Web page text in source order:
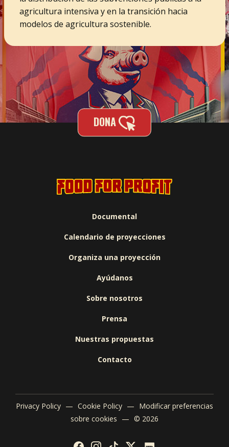
agricultura intensiva y en la transición hacia
modelos de agricultura sostenible.
DONA
Documental
Calendario de proyecciones
Organiza una proyección
Ayúdanos
Sobre nosotros
Prensa
Nuestras propuestas
Contacto
Privacy Policy — Cookie Policy — Modificar preferencias
sobre cookies — © 2026